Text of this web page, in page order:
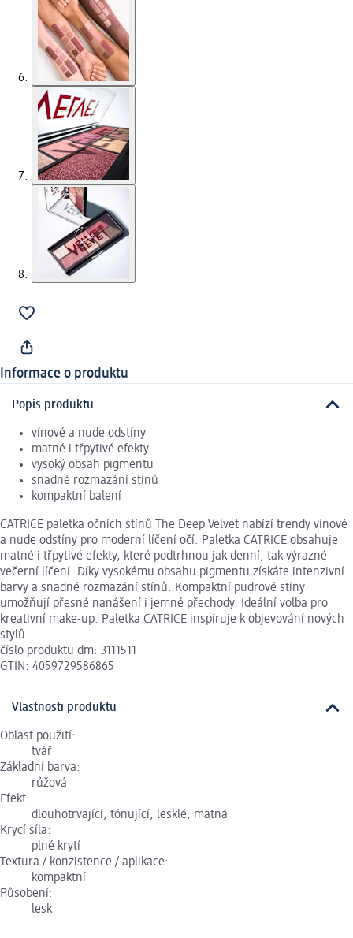
Informace o produktu
Popis produktu
vínové a nude odstíny
matné i třpytivé efekty
vysoký obsah pigmentu
snadné rozmazání stínů
kompaktní balení
CATRICE paletka očních stínů The Deep Velvet nabízí trendy vínové
a nude odstíny pro moderní líčení očí. Paletka CATRICE obsahuje
matné i třpytivé efekty, které podtrhnou jak denní, tak výrazné
večerní líčení. Díky vysokému obsahu pigmentu získáte intenzivní
barvy a snadné rozmazání stínů. Kompaktní pudrové stíny
umožňují přesné nanášení i jemné přechody. Ideální volba pro
kreativní make-up. Paletka CATRICE inspiruje k objevování nových
stylů.
číslo produktu dm: 3111511
GTIN: 4059729586865
Vlastnosti produktu
Oblast použití:
tvář
Základní barva:
růžová
Efekt:
dlouhotrvající, tónující, lesklé, matná
Krycí síla:
plné krytí
Textura / konzistence / aplikace:
kompaktní
Působení:
lesk